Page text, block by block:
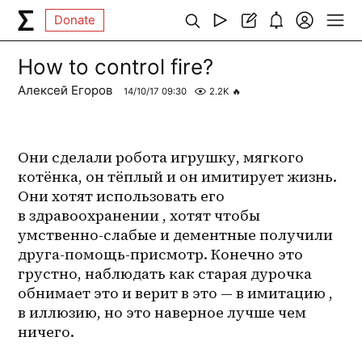
Donate
How to control fire?
Алексей Егоров 14/10/17 09:30 2.2K 🔥
Они сделали робота игрушку, мягкого
котёнка, он тёплый и он имитирует жизнь.
Они хотят использовать его
в здравоохранении , хотят чтобы
умственно-слабые и дементные получили
друга-помощь-присмотр. Конечно это
грустно, наблюдать как старая дурочка
обнимает это и верит в это — в имитацию ,
в иллюзию, но это наверное лучше чем
ничего.